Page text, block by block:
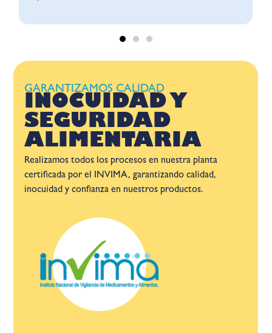
GARANTIZAMOS CALIDAD
INOCUIDAD Y
SEGURIDAD
ALIMENTARIA
Realizamos todos los procesos en nuestra planta
certificada por el INVIMA, garantizando calidad,
inocuidad y confianza en nuestros productos.